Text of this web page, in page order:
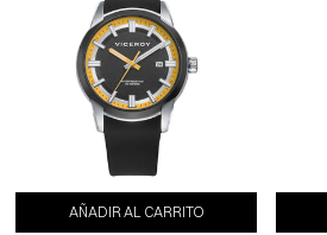
AÑADIR AL CARRITO